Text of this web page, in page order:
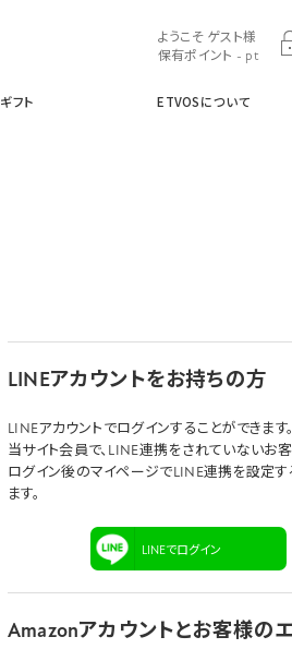
ギフト ETVOSについて
ようこそ ゲスト様
保有ポイント - pt
LINEアカウントをお持ちの方
LINEアカウントでログインすることができます。
当サイト会員で、LINE連携をされていないお
ログイン後のマイページでLINE連携を設定す
ます。
LINEでログイン
Amazonアカウントとお客様の